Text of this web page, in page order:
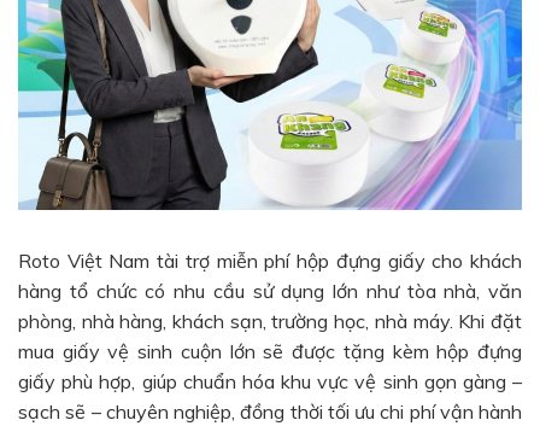
Roto Việt Nam tài trợ miễn phí hộp đựng giấy cho khách
hàng tổ chức có nhu cầu sử dụng lớn như tòa nhà, văn
phòng, nhà hàng, khách sạn, trường học, nhà máy. Khi đặt
mua giấy vệ sinh cuộn lớn sẽ được tặng kèm hộp đựng
giấy phù hợp, giúp chuẩn hóa khu vực vệ sinh gọn gàng –
sạch sẽ – chuyên nghiệp, đồng thời tối ưu chi phí vận hành